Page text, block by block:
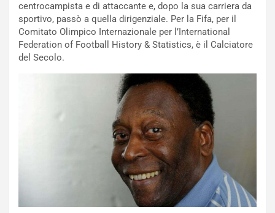
centrocampista e di attaccante e, dopo la sua carriera da
sportivo, passò a quella dirigenziale. Per la Fifa, per il
Comitato Olimpico Internazionale per l’International
Federation of Football History & Statistics, è il Calciatore
del Secolo.